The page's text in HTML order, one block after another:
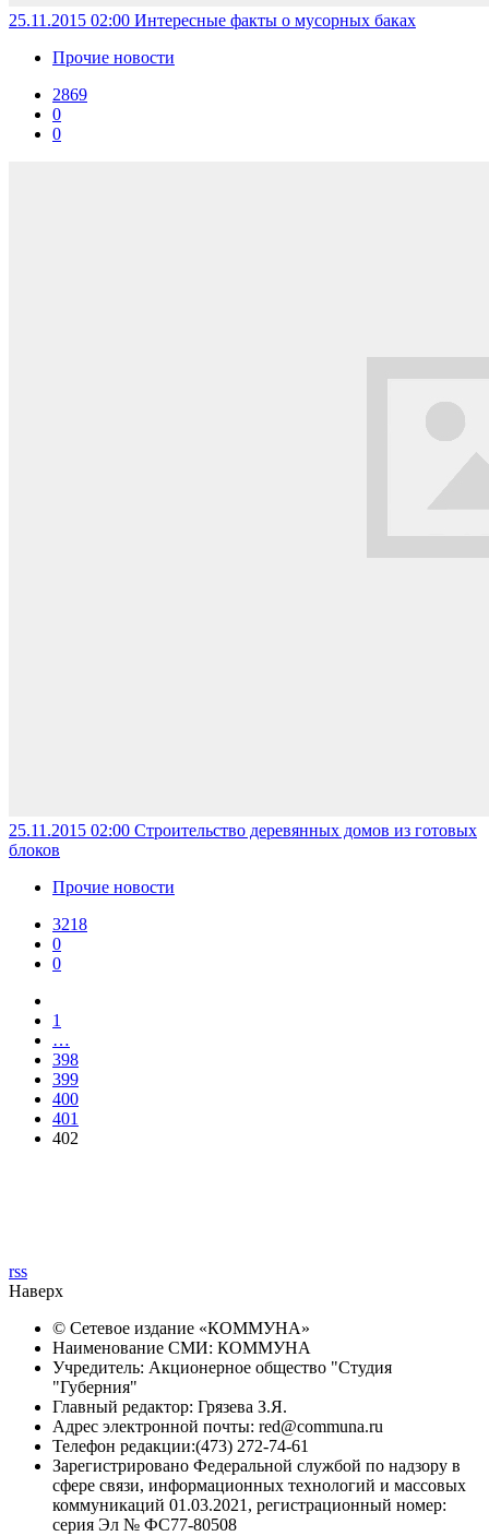
25.11.2015 02:00 Интересные факты о мусорных баках
Прочие новости
2869
0
0
25.11.2015 02:00 Строительство деревянных домов из готовых
блоков
Прочие новости
3218
0
0
1
…
398
399
400
401
402
rss
Наверх
© Сетевое издание «КОММУНА»
Наименование СМИ: КОММУНА
Учредитель: Акционерное общество "Студия
"Губерния"
Главный редактор: Грязева З.Я.
Адрес электронной почты: red@communa.ru
Телефон редакции:(473) 272-74-61
Зарегистрировано Федеральной службой по надзору в
сфере связи, информационных технологий и массовых
коммуникаций 01.03.2021, регистрационный номер:
серия Эл № ФС77-80508